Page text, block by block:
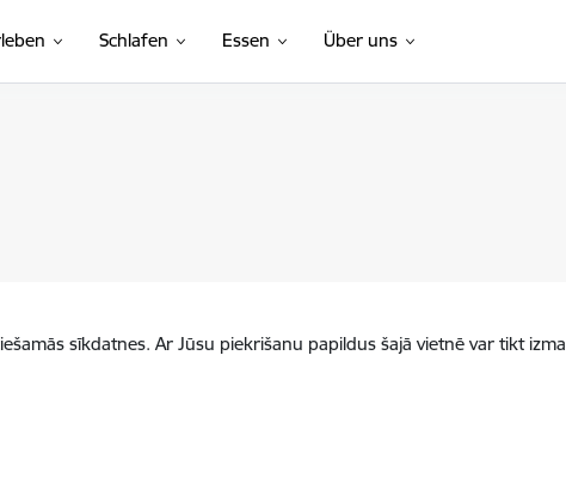
Schlafen Essen Über uns
sīkdatnes. Ar Jūsu piekrišanu papildus šajā vietnē var tikt